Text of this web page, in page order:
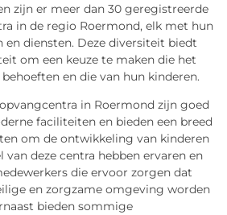
zijn er meer dan 30 geregistreerde
in de regio Roermond, elk met hun
en diensten. Deze diversiteit biedt
om een keuze te maken die het
en die van hun kinderen.
in Roermond zijn goed
faciliteiten en bieden een breed
om de ontwikkeling van kinderen
van deze centra hebben ervaren en
die ervoor zorgen dat
en zorgzame omgeving worden
bieden sommige